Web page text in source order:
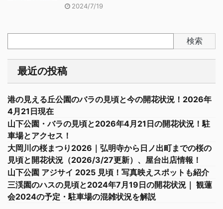
2024/7/19
検索
最近の投稿
港の見える丘公園のバラの見頃と今の開花状況！2026年
4月21日現在
山下公園・バラの見頃と2026年4月21日の開花状況！駐
車場とアクセス！
大岡川の桜まつり2026｜弘明寺から日ノ出町までの桜の
見頃と開花状況（2026/3/27更新）、屋台出店情報！
山下公園 アジサイ 2025 見頃！写真映えスポットも紹介
三渓園のハスの見頃と2024年7月19日の開花状況｜ 観蓮
会2024の予定・駐車場の混雑状況を解説